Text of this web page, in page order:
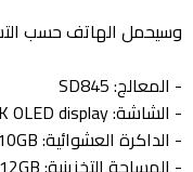
وسيحمل الهاتف حسب
- المعالج: SD845
- الشاشة: 4K OLED display ونسبة تغطية الشاشة 92.9%
- الداكرة العشوائية: 10GB